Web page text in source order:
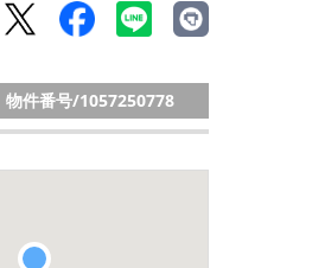
物件番号/1057250778